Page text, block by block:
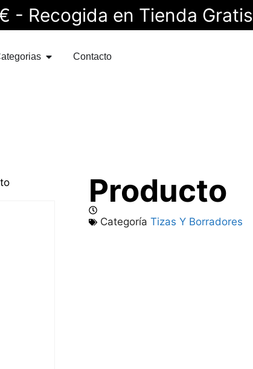
- Recogida en Tienda Gratis
Contacto
Producto
Categoría Tizas Y Borradores